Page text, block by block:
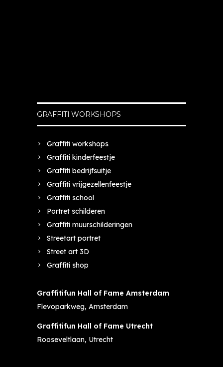
GRAFFITI WORKSHOPS
Graffiti workshops
Graffiti kinderfeestje
Graffiti bedrijfsuitje
Graffiti vrijgezellenfeestje
Graffiti school
Portret schilderen
Graffiti muurschilderingen
Streetart portret
Street art 3D
Graffiti shop
Graffitifun Hall of Fame Amsterdam
Flevoparkweg, Amsterdam
Graffitifun Hall of Fame Utrecht
Rooseveltlaan, Utrecht